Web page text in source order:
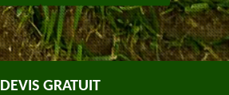
DEVIS GRATUIT